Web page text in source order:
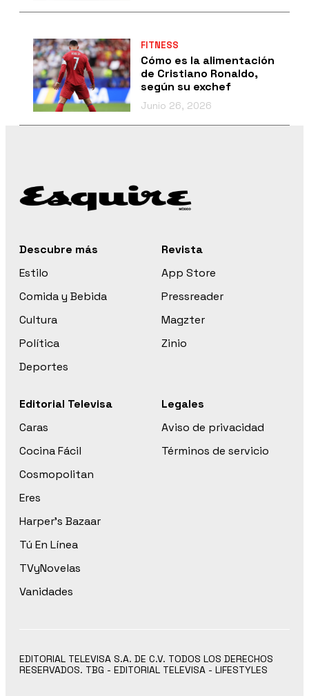
FITNESS
Cómo es la alimentación
de Cristiano Ronaldo,
según su exchef
Junio 26, 2026
Descubre más
Estilo
Comida y Bebida
Cultura
Política
Deportes
Revista
App Store
Pressreader
Magzter
Zinio
Editorial Televisa
Caras
Cocina Fácil
Cosmopolitan
Eres
Harper’s Bazaar
Tú En Línea
TVyNovelas
Vanidades
Legales
Aviso de privacidad
Términos de servicio
EDITORIAL TELEVISA S.A. DE C.V. TODOS LOS DERECHOS
RESERVADOS. TBG - EDITORIAL TELEVISA - LIFESTYLES